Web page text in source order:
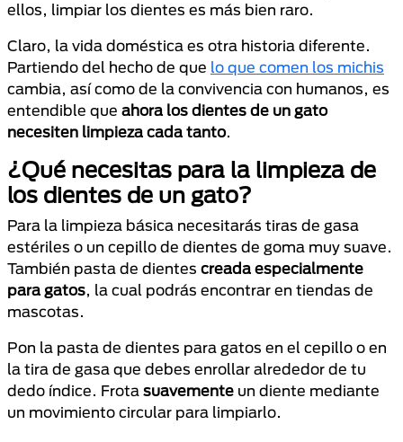
ellos, limpiar los dientes es más bien raro.
Claro, la vida doméstica es otra historia diferente.
Partiendo del hecho de que lo que comen los michis
cambia, así como de la convivencia con humanos, es
entendible que ahora los dientes de un gato
necesiten limpieza cada tanto.
¿Qué necesitas para la limpieza de
los dientes de un gato?
Para la limpieza básica necesitarás tiras de gasa
estériles o un cepillo de dientes de goma muy suave.
También pasta de dientes creada especialmente
para gatos, la cual podrás encontrar en tiendas de
mascotas.
Pon la pasta de dientes para gatos en el cepillo o en
la tira de gasa que debes enrollar alrededor de tu
dedo índice. Frota suavemente un diente mediante
un movimiento circular para limpiarlo.